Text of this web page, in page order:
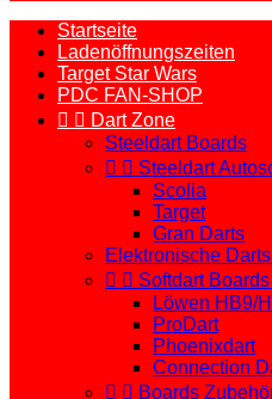
Startseite
Ladenöffnungszeiten
Target Star Wars
PDC FAN-SHOP
  Dart Zone
Steeldart Boards
  Steeldart
Scolia
Target
Gran Darts
Elektronische
  Softdart Boards
Löwen HB9/
ProDart
Phoenixdart
Connection
  Boards